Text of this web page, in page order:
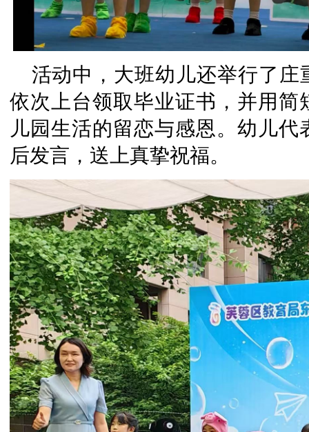
活动中，大班幼儿还举行了
依次上台领取毕业证书，并用
儿园生活的留恋与感恩。幼儿
后发言，送上真挚祝福。